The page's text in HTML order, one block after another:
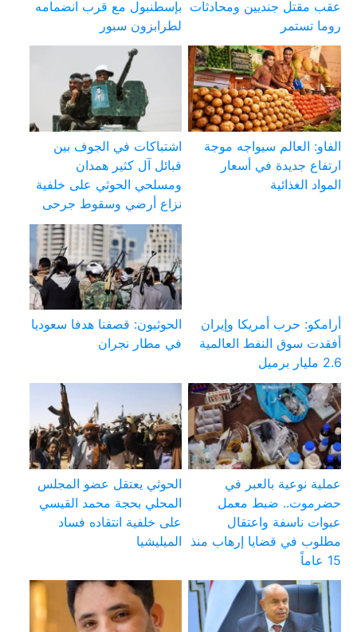
عقب مقتل جنديين ومحادثات
روما تستمر
بإسطنبول مع قرب انضمامه
لطرابزون سبور
الفاو: العالم سيواجه موجة
ارتفاع جديدة في أسعار
المواد الغذائية
اشتباكات في الجوف بين
قبائل آل كثير همدان
ومسلحي الحوثي على خلفية
نزاع أرضي وسقوط جرحى
أرامكو: حرب أمريكا وإيران
أفقدت سوق النفط العالمية
2.6 مليار برميل
الحوثيون: قصفنا هدفا سعوديا
في مطار نجران
عملية نوعية بالعبر في
حضرموت.. ضبط معمل
عبوات ناسفة واعتقال
مطلوب في قضايا إرهاب منذ
15 عاماً
الحوثي يعتقل عضو المجلس
المحلي بحجة محمد القيسي
على خلفية انتقاده فساد
الميليشيا